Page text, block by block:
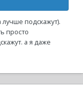
подскажут).
просто
а я даже